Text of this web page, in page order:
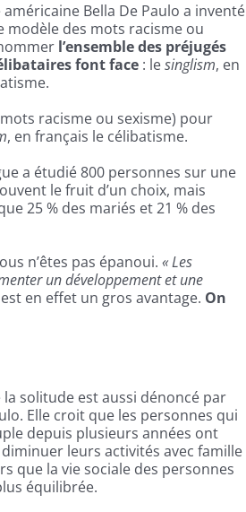
Bella De Paulo a inventé
modèle des mots racisme ou
l’ensemble des préjugés
font face: lesinglism, en
racisme ou sexisme) pour
, en français le célibatisme.
a étudié 800 personnes sur une
le fruit d’un choix, mais
25 % des mariés et 21 % des
n’êtes pas épanoui. « Les
un développement et une
en effet un gros avantage. On
la solitude est aussi dénoncé par
Elle croit que les personnes qui
depuis plusieurs années ont
leurs activités avec famille
que la vie sociale des personnes
équilibrée.